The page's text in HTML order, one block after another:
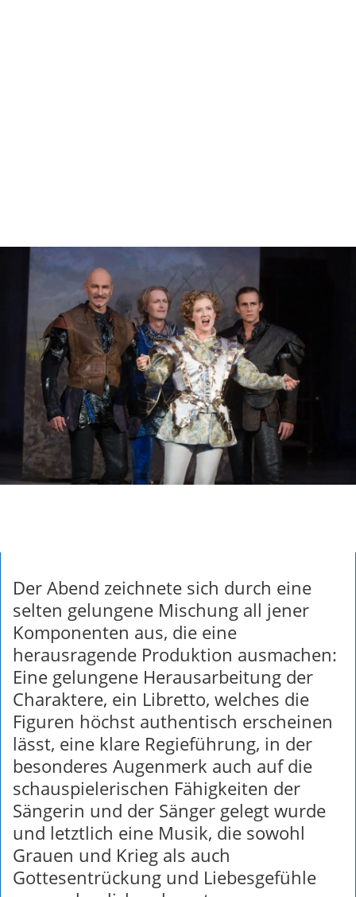
Der Abend zeichnete sich durch eine
selten gelungene Mischung all jener
Komponenten aus, die eine
herausragende Produktion ausmachen:
Eine gelungene Herausarbeitung der
Charaktere, ein Libretto, welches die
Figuren höchst authentisch erscheinen
lässt, eine klare Regieführung, in der
besonderes Augenmerk auch auf die
schauspielerischen Fähigkeiten der
Sängerin und der Sänger gelegt wurde
und letztlich eine Musik, die sowohl
Grauen und Krieg als auch
Gottesentrückung und Liebesgefühle